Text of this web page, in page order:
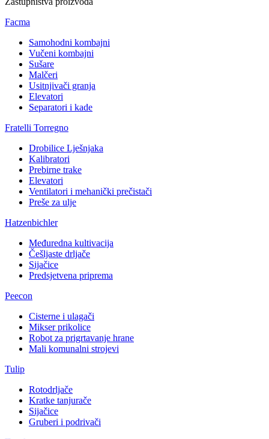
Facma
Samohodni kombajni
Vučeni kombajni
Sušare
Malčeri
Usitnjivači granja
Elevatori
Separatori i kade
Fratelli Torregno
Drobilice Lješnjaka
Kalibratori
Prebirne trake
Elevatori
Ventilatori i mehanički prečistači
Preše za ulje
Hatzenbichler
Međuredna kultivacija
Češljaste drljače
Sijačice
Predsjetvena priprema
Peecon
Cisterne i ulagači
Mikser prikolice
Robot za prigrtavanje hrane
Mali komunalni strojevi
Tulip
Rotodrljače
Kratke tanjurače
Sijačice
Gruberi i podrivači